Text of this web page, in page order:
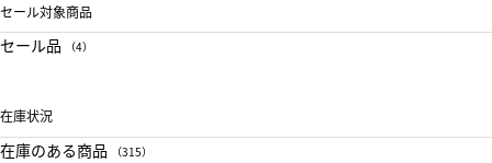
セール対象商品
セール品 （4）
在庫状況
在庫のある商品 （315）